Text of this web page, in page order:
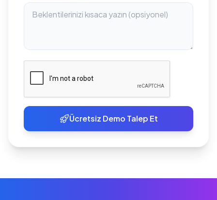
Ücretsiz Demo Talep Et